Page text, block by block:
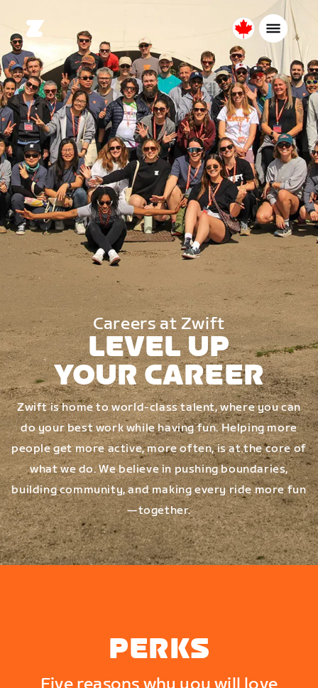
Canada
Français
Careers at Zwift
LEVEL UP
YOUR CAREER
Zwift is home to world-class talent, where you can
do your best work while having fun. Helping more
people get more active, more often, is at the core of
what we do. We believe in pushing boundaries,
building community, and making every ride more fun
—together.
PERKS